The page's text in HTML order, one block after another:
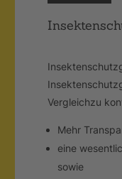
Vergleichzu
Mehr
eine
sowie